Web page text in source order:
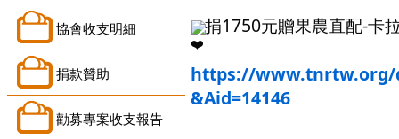
協會收支明細
捐款贊助
勸募專案收支報告
捐1750元贈果農直配-卡
https://www.tnrtw.org/
&Aid=14146